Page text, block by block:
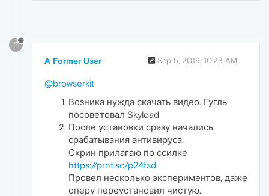
?
A Former User Sep 5, 2019, 10:23 AM
@browserkit
Возника нужда скачать видео. Гугль
посоветовал Skyload
После установки сразу начались
срабатывания антивируса.
Скрин прилагаю по ссилке
https://prnt.sc/p24fsd
Провел несколько экспериментов, даже
оперу переустановил чистую.